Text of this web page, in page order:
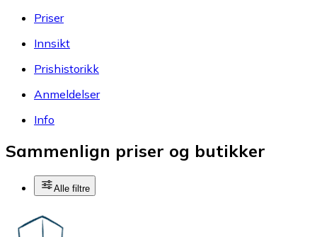
Priser
Innsikt
Prishistorikk
Anmeldelser
Info
Sammenlign priser og butikker
Alle filtre